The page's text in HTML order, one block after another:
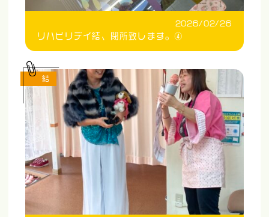
2026/02/26
リハビリデイ結、閉所致します。④
結